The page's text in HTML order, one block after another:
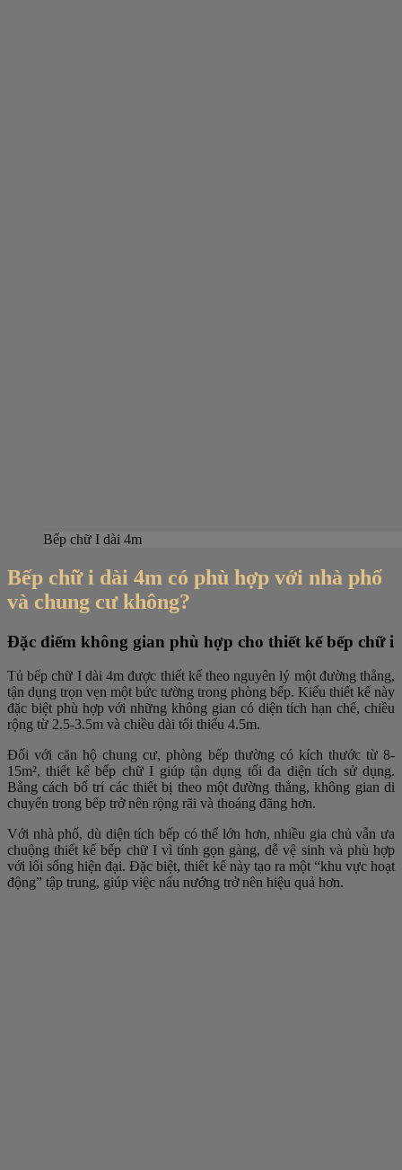
Bếp chữ I dài 4m
Bếp chữ i dài 4m có phù hợp với nhà phố
và chung cư không?
Đặc điểm không gian phù hợp cho thiết kế bếp chữ i
Tủ bếp chữ I dài 4m được thiết kế theo nguyên lý một đường thẳng,
tận dụng trọn vẹn một bức tường trong phòng bếp. Kiểu thiết kế này
đặc biệt phù hợp với những không gian có diện tích hạn chế, chiều
rộng từ 2.5-3.5m và chiều dài tối thiểu 4.5m.
Đối với căn hộ chung cư, phòng bếp thường có kích thước từ 8-
15m², thiết kế bếp chữ I giúp tận dụng tối đa diện tích sử dụng.
Bằng cách bố trí các thiết bị theo một đường thẳng, không gian di
chuyển trong bếp trở nên rộng rãi và thoáng đãng hơn.
Với nhà phố, dù diện tích bếp có thể lớn hơn, nhiều gia chủ vẫn ưa
chuộng thiết kế bếp chữ I vì tính gọn gàng, dễ vệ sinh và phù hợp
với lối sống hiện đại. Đặc biệt, thiết kế này tạo ra một “khu vực hoạt
động” tập trung, giúp việc nấu nướng trở nên hiệu quả hơn.